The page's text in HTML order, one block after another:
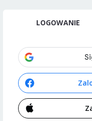
LOGOWANIE